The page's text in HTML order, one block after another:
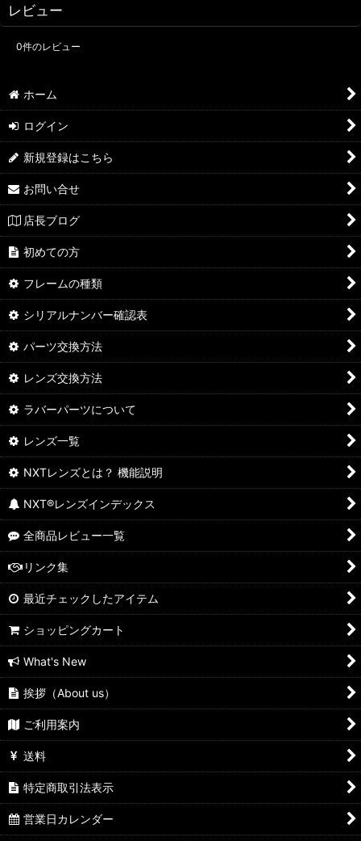
レビュー
0件のレビュー
ホーム
ログイン
新規登録はこちら
お問い合せ
店長ブログ
初めての方
フレームの種類
シリアルナンバー確認表
パーツ交換方法
レンズ交換方法
ラバーパーツについて
レンズ一覧
NXTレンズとは？ 機能説明
NXT®レンズインデックス
全商品レビュー一覧
リンク集
最近チェックしたアイテム
ショッピングカート
What's New
挨拶（About us）
ご利用案内
送料
特定商取引法表示
営業日カレンダー